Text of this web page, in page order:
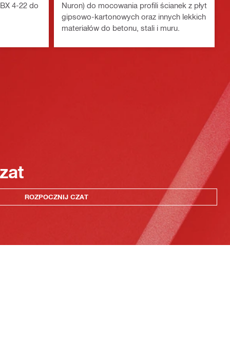
4-22 do
Nuron) do mocowania profili ścianek z płyt
gipsowo-kartonowych oraz innych lekkich
materiałów do betonu, stali i muru.
ROZPOCZNIJ CZAT